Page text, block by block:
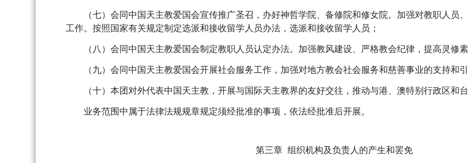
（七）会同中国天主教爱国会宣传推广圣召，办好神哲学院、备修院和修女院。加强对教职人员
工作。按照国家有关规定制定选派和接收留学人员办法，选派和接收留学人员；
（八）会同中国天主教爱国会制定教职人员认定办法。加强教风建设、严格教会纪律，提高灵修素
（九）会同中国天主教爱国会开展社会服务工作，加强对地方教会社会服务和慈善事业的支持和引
（十）本团对外代表中国天主教，开展与国际天主教界的友好交往，推动与港、澳特别行政区和台
业务范围中属于法律法规规章规定须经批准的事项，依法经批准后开展。
第三章 组织机构及负责人的产生和罢免